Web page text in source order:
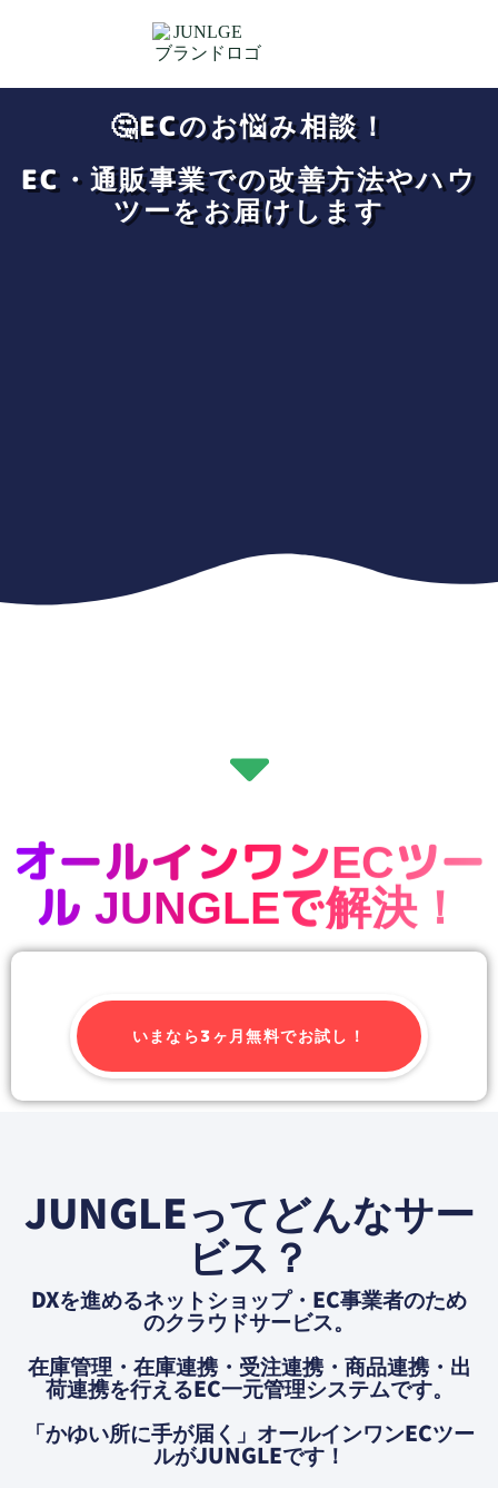
🤔ECのお悩み相談！
EC・通販事業での改善方法やハウ
ツーをお届けします
オールインワンECツー
ル JUNGLEで解決！
いまなら3ヶ月無料でお試し！
JUNGLEってどんなサー
ビス？
DXを進めるネットショップ・EC事業者のため
のクラウドサービス。
在庫管理・在庫連携・受注連携・商品連携・出
荷連携を⾏えるEC⼀元管理システムです。
「かゆい所に⼿が届く」オールインワンECツー
ルがJUNGLEです！